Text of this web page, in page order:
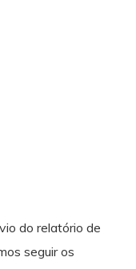
do relatório de
seguir os